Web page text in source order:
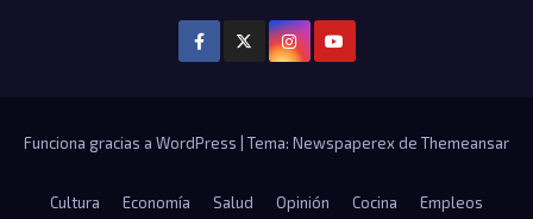
Funciona gracias a WordPress Tema: Newspaperex de Themeansar
Cultura Economía Salud Opinión Cocina Empleos